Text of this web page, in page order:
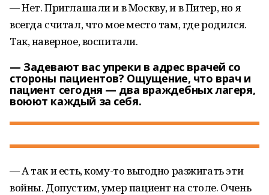
— Нет. Приглашали и в Москву, и в Питер, но я
всегда считал, что мое место там, где родился.
Так, наверное, воспитали.
— Задевают вас упреки в адрес врачей со
стороны пациентов? Ощущение, что врач и
пациент сегодня — два враждебных лагеря,
воюют каждый за себя.
— А так и есть, кому-то выгодно разжигать эти
войны. Допустим, умер пациент на столе. Очень